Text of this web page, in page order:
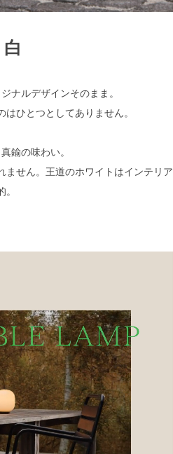
ナルデザインそのまま。
ひとつとしてありません。
鍮の味わい。
ません。王道のホワイトはインテリア